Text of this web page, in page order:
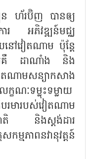
ន ហ័រប៊ិញ បានឲ្យ
ារ អភិវឌ្ឍន៍មជ្ឈ
នៅវៀតណាម ប៉ុន្តែ
រគឺ ដាណាំង និង
ណាមសន្យាកសាង
ខណៈទម្លុះទម្លាយ
មារបស់វៀតណាម
ជាតិ និងស្តង់ដារ
មភាពនវានុវត្តន៍